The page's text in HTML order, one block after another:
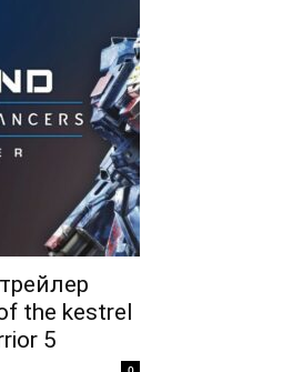
the kestrel
5